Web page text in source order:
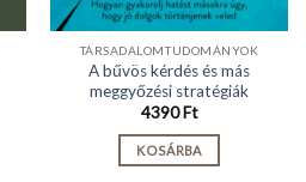
TÁRSADALOMTUDOMÁNYOK
A bűvös kérdés és más
meggyőzési stratégiák
4390Ft
KOSÁRBA